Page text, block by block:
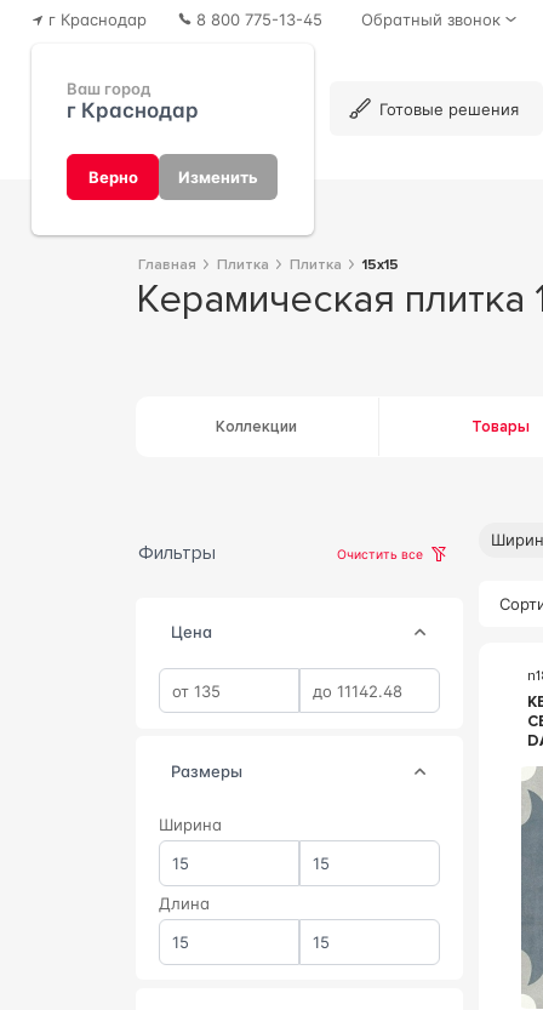
г Краснодар
Ваш город
г Краснодар
Верно Изменить
8 800 775-13-45 Обратный звонок
Готовые решения
Главная Плитка Плитка 15x15
Керамическая плитка
Коллекции Товары
Фильтры Очистить все
Цена
Размеры
Ширина
Длина